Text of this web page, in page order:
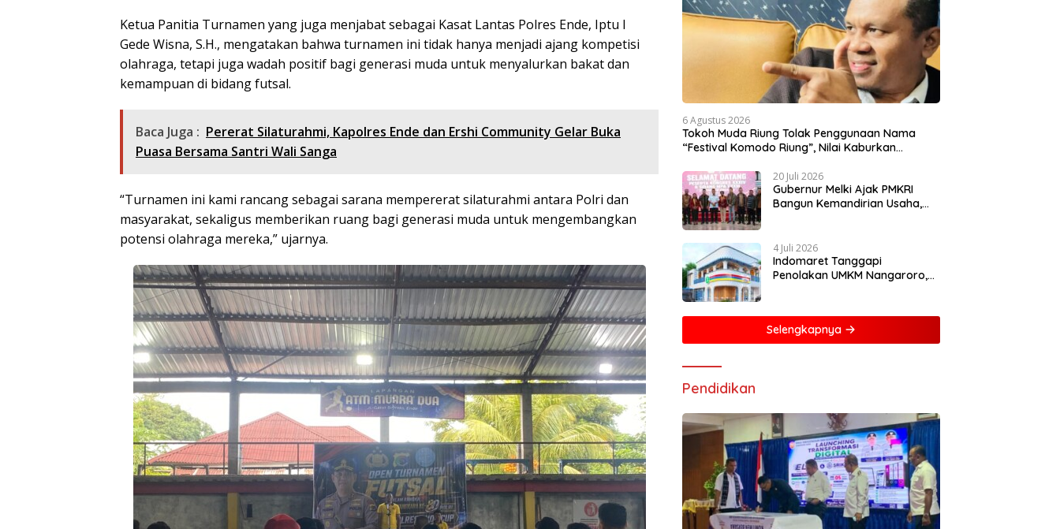
Ketua Panitia Turnamen yang juga menjabat sebagai Kasat Lantas Polres Ende, Iptu I
Gede Wisna, S.H., mengatakan bahwa turnamen ini tidak hanya menjadi ajang kompetisi
olahraga, tetapi juga wadah positif bagi generasi muda untuk menyalurkan bakat dan
kemampuan di bidang futsal.
Baca Juga : ​Pererat Silaturahmi, Kapolres Ende dan Ershi Community Gelar Buka
Puasa Bersama Santri Wali Sanga
“Turnamen ini kami rancang sebagai sarana mempererat silaturahmi antara Polri dan
masyarakat, sekaligus memberikan ruang bagi generasi muda untuk mengembangkan
potensi olahraga mereka,” ujarnya.
6 Agustus 2026
Tokoh Muda Riung Tolak Penggunaan Nama
“Festival Komodo Riung”, Nilai Kaburkan
20 Juli 2026
Gubernur Melki Ajak PMKRI
Bangun Kemandirian Usaha,
4 Juli 2026
Indomaret Tanggapi
Penolakan UMKM Nangaroro,
Selengkapnya
Pendidikan